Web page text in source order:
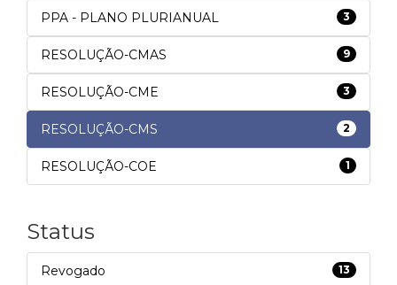
PPA - PLANO PLURIANUAL 3
RESOLUÇÃO-CMAS 9
RESOLUÇÃO-CME 3
RESOLUÇÃO-CMS 2
RESOLUÇÃO-COE 1
Status
Revogado 13